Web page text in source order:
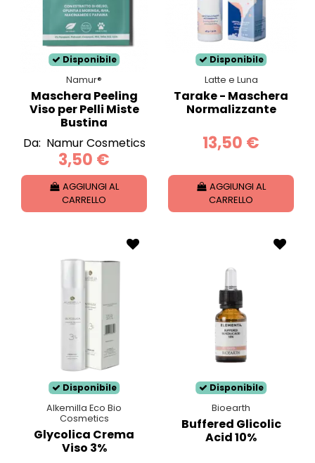
Disponibile
Namur®
Maschera Peeling
Viso per Pelli Miste
Bustina
Da: Namur Cosmetics
3,50 €
AGGIUNGI AL
CARRELLO
Disponibile
Latte e Luna
Tarake - Maschera
Normalizzante
13,50 €
AGGIUNGI AL
CARRELLO
Disponibile
Alkemilla Eco Bio
Cosmetics
Glycolica Crema
Viso 3%
Disponibile
Bioearth
Buffered Glicolic
Acid 10%